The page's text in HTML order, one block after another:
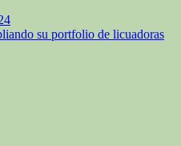
su portfolio de licuadoras